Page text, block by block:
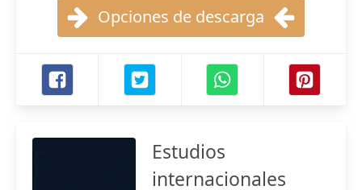
Opciones de descarga
Estudios
internacionales